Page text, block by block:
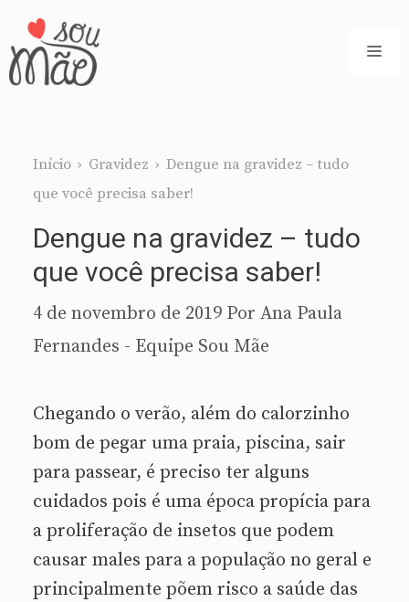
Pular
para
Início › Gravidez › Dengue na gravidez – tudo
que você precisa saber!
Dengue na gravidez – tudo
que você precisa saber!
4 de novembro de 2019 Por Ana Paula
Fernandes - Equipe Sou Mãe
Chegando o verão, além do calorzinho
bom de pegar uma praia, piscina, sair
para passear, é preciso ter alguns
cuidados pois é uma época propícia para
a proliferação de insetos que podem
causar males para a população no geral e
principalmente põem risco a saúde das